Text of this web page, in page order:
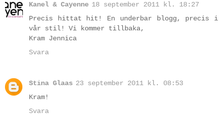
Kanel & Cayenne 18 september 2011 kl. 18:27
Precis hittat hit! En underbar blogg, precis i
vår stil! Vi kommer tillbaka,
Kram Jennica
Svara
Stina Glaas 23 september 2011 kl. 08:53
Kram!
Svara